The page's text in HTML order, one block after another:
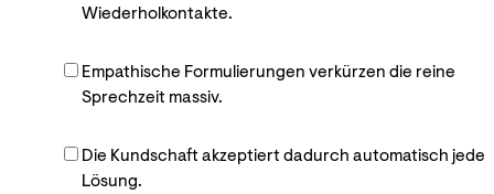
Wiederholkontakte.
Empathische Formulierungen verkürzen die reine
Sprechzeit massiv.
Die Kundschaft akzeptiert dadurch automatisch jede
Lösung.